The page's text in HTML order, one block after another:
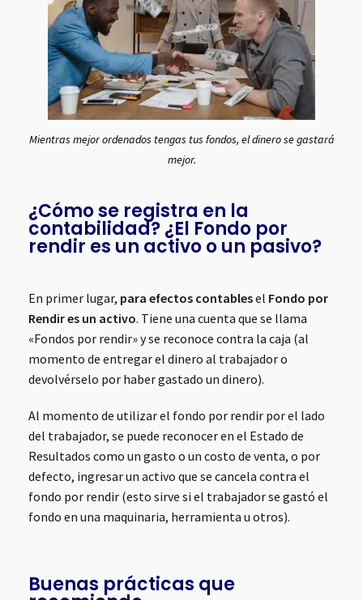
Mientras mejor ordenados tengas tus fondos, el dinero se gastará
mejor.
¿Cómo se registra en la
contabilidad? ¿El Fondo por
rendir es un activo o un pasivo?
En primer lugar, para efectos contablesel Fondo por
Rendires un activo. Tiene una cuenta que se llama
«Fondos por rendir» y se reconoce contra la caja (al
momento de entregar el dinero al trabajador o
devolvérselo por haber gastado un dinero).
Al momento de utilizar el fondo por rendir por el lado
del trabajador, se puede reconocer en el Estado de
Resultados como un gasto o un costo de venta, o por
defecto, ingresar un activo que se cancela contra el
fondo por rendir (esto sirve si el trabajador se gastó el
fondo en una maquinaria, herramienta u otros).
Buenas prácticas que